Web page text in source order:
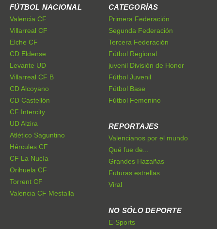
FÚTBOL NACIONAL
Valencia CF
Villarreal CF
Elche CF
CD Eldense
Levante UD
Villarreal CF B
CD Alcoyano
CD Castellón
CF Intercity
UD Alzira
Atlético Saguntino
Hércules CF
CF La Nucía
Orihuela CF
Torrent CF
Valencia CF Mestalla
CATEGORÍAS
Primera Federación
Segunda Federación
Tercera Federación
Fútbol Regional
juvenil División de Honor
Fútbol Juvenil
Fútbol Base
Fútbol Femenino
REPORTAJES
Valencianos por el mundo
Qué fue de...
Grandes Hazañas
Futuras estrellas
Viral
NO SÓLO DEPORTE
E-Sports